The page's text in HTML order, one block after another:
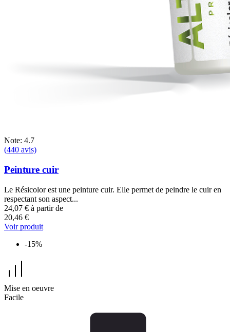
Note: 4.7
(440 avis)
Peinture cuir
Le Résicolor est une peinture cuir. Elle permet de peindre le cuir en
respectant son aspect...
24,07 € à partir de
20,46 €
Voir produit
-15%
Mise en oeuvre
Facile